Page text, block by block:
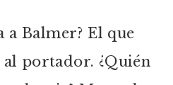
a Balmer? El que
al portador. ¿Quién